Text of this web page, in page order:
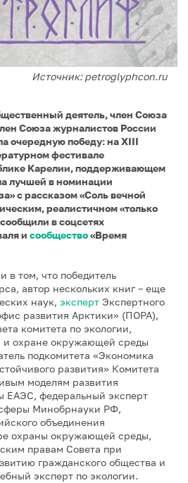
Источник: petroglyphcon.ru
деятель, член Союза
Союза журналистов России
очередную победу: на XIII
фестивале
Карелии, поддерживающем
лучшей в номинации
с рассказом «Соль вечной
реалистичном «только
в соцсетях
и сообщество«Время
в том, что победитель
автор нескольких книг – еще
наук, эксперт Экспертного
развития Арктики» (ПОРА),
комитета по экологии,
охране окружающей среды
подкомитета «Экономика
развития» Комитета
моделям развития
ЕАЭС, федеральный эксперт
Минобрнауки РФ,
объединения
охраны окружающей среды,
правам Совета при
гражданского общества и
эксперт по экологии.